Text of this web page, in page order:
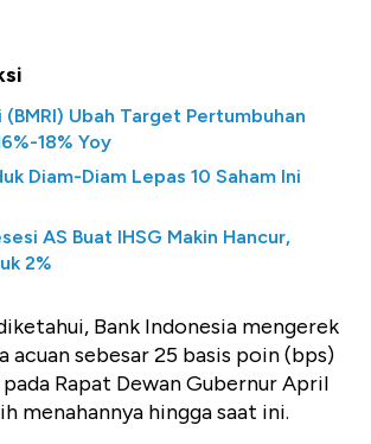
(BMRI) Ubah Target Pertumbuhan
18% Yoy
Diam-Diam Lepas 10 Saham Ini
AS Buat IHSG Makin Hancur,
2%
Bank Indonesia mengerek
acuan sebesar 25 basis poin (bps)
Rapat Dewan Gubernur April
menahannya hingga saat ini.